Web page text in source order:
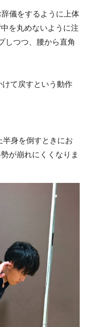
儀をするように上体
を丸めないように注
しつつ、腰から直角
て戻すという動作
身を倒すときにお
が崩れにくくなりま